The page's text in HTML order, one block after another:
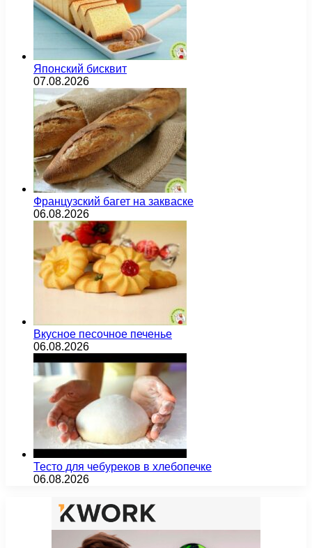
Японский бисквит
07.08.2026
Французский багет на закваске
06.08.2026
Вкусное песочное печенье
06.08.2026
Тесто для чебуреков в хлебопечке
06.08.2026